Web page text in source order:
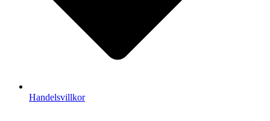
Handelsvillkor